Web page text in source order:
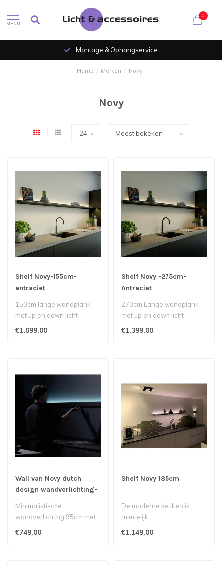
MENU
0
Montage & Ophangservice
Home / Merken / Novy
Novy
Shelf Novy-155cm-
antraciet
150cm lange wandplank
met up en down licht
€1.099,00
Shelf Novy -275cm-
Antraciet
270cm Lange wandplank
met up en down licht
€1.399,00
Wall van Novy dutch
design wandverlichting-
Minimalistische
wandverlichting 95cm met
€749,00
Shelf Novy 185cm
De moderne keuken is
ruimtelijk
€1.149,00